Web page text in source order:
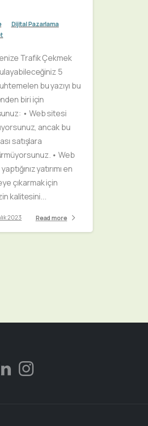
Dijital Pazarlama
Trafik Çekmek
5
bu yazıyı bu
biri için
• Web sitesi
ancak bu
satışlara
• Web
yatırımı en
çıkarmak için
kalitesini...
2023 Read more